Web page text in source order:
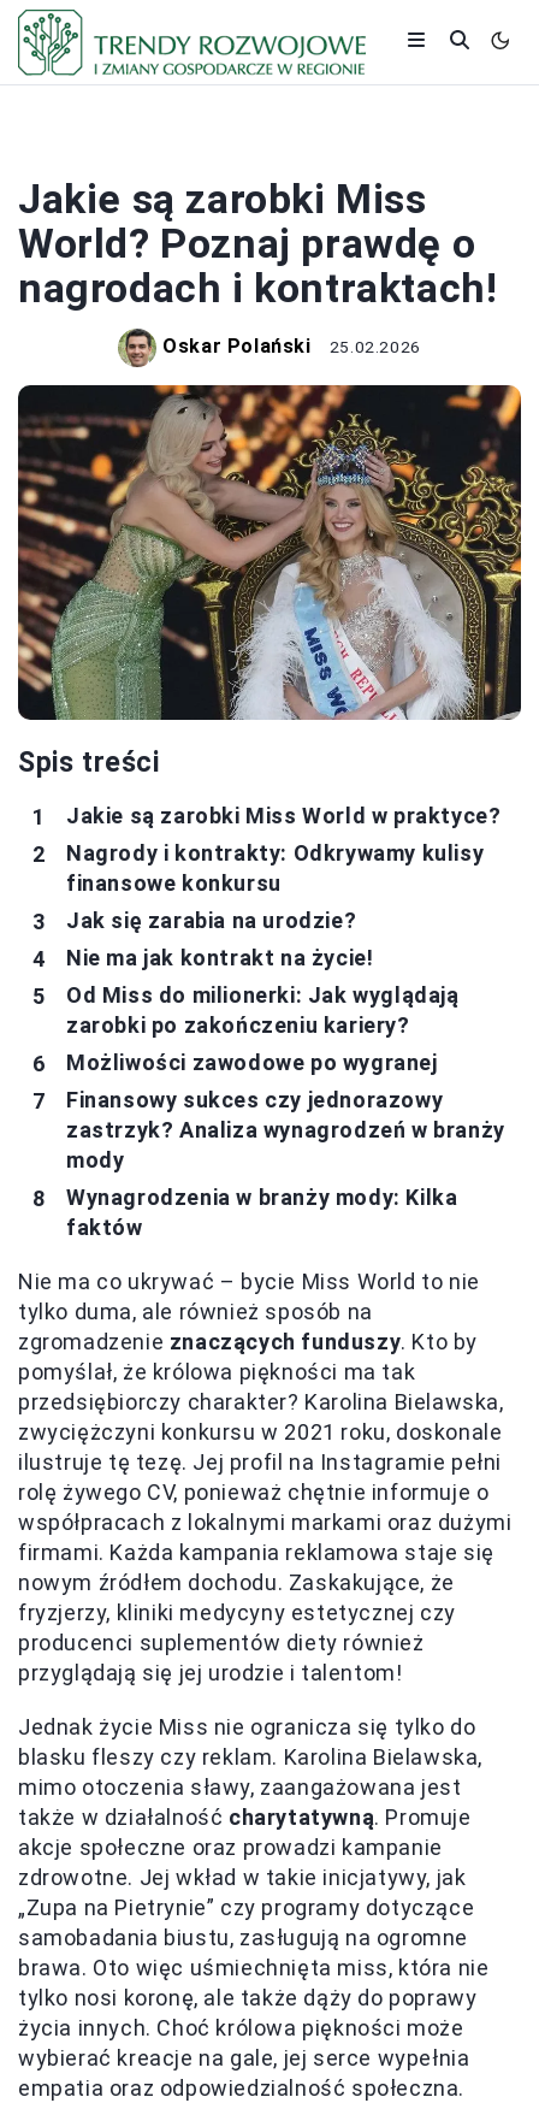
Jakie są zarobki Miss
World? Poznaj prawdę o
nagrodach i kontraktach!
Oskar Polański 25.02.2026
Spis treści
Jakie są zarobki Miss World w praktyce?
Nagrody i kontrakty: Odkrywamy kulisy
finansowe konkursu
Jak się zarabia na urodzie?
Nie ma jak kontrakt na życie!
Od Miss do milionerki: Jak wyglądają
zarobki po zakończeniu kariery?
Możliwości zawodowe po wygranej
Finansowy sukces czy jednorazowy
zastrzyk? Analiza wynagrodzeń w branży
mody
Wynagrodzenia w branży mody: Kilka
faktów
Nie ma co ukrywać – bycie Miss World to nie
tylko duma, ale również sposób na
zgromadzenie znaczących funduszy. Kto by
pomyślał, że królowa piękności ma tak
przedsiębiorczy charakter? Karolina Bielawska,
zwyciężczyni konkursu w 2021 roku, doskonale
ilustruje tę tezę. Jej profil na Instagramie pełni
rolę żywego CV, ponieważ chętnie informuje o
współpracach z lokalnymi markami oraz dużymi
firmami. Każda kampania reklamowa staje się
nowym źródłem dochodu. Zaskakujące, że
fryzjerzy, kliniki medycyny estetycznej czy
producenci suplementów diety również
przyglądają się jej urodzie i talentom!
Jednak życie Miss nie ogranicza się tylko do
blasku fleszy czy reklam. Karolina Bielawska,
mimo otoczenia sławy, zaangażowana jest
także w działalność charytatywną. Promuje
akcje społeczne oraz prowadzi kampanie
zdrowotne. Jej wkład w takie inicjatywy, jak
„Zupa na Pietrynie” czy programy dotyczące
samobadania biustu, zasługują na ogromne
brawa. Oto więc uśmiechnięta miss, która nie
tylko nosi koronę, ale także dąży do poprawy
życia innych. Choć królowa piękności może
wybierać kreacje na gale, jej serce wypełnia
empatia oraz odpowiedzialność społeczna.